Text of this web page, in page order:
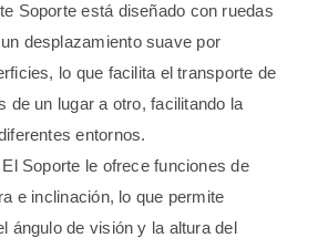
Soporte está diseñado con ruedas
desplazamiento suave por
lo que facilita el transporte de
de un lugar a otro, facilitando la
entornos.
Soporte le ofrece funciones de
e inclinación, lo que permite
ángulo de visión y la altura del